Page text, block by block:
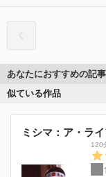
あなたにおすすめの記事
似ている作品
ミシマ：ア・ラ
120